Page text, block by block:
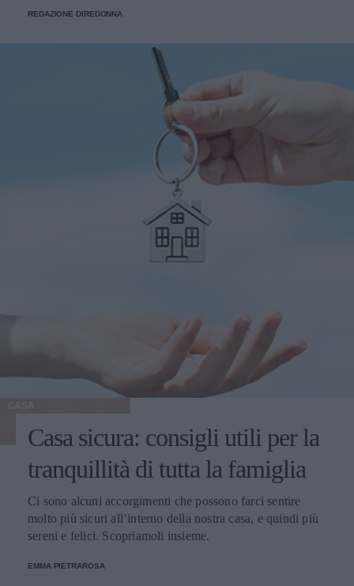
REDAZIONE DIREDONNA
Casa sicura: consigli utili per la
tranquillità di tutta la famiglia
Ci sono alcuni accorgimenti che possono farci sentire
molto più sicuri all’interno della nostra casa, e quindi più
sereni e felici. Scopriamoli insieme.
EMMA PIETRAROSA